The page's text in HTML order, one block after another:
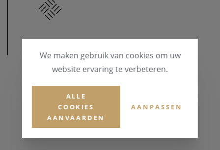
MATERIAAL
MATERIAAL & KLEUR
Brons
EDELSTENEN
Zirconium
We maken gebruik van cookies om uw
website ervaring te verbeteren.
ALLE
COOKIES
AANVAARDEN
AANPASSEN